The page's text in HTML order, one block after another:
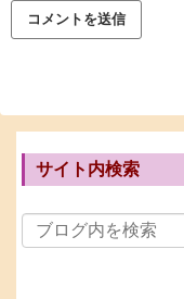
サイト内検索